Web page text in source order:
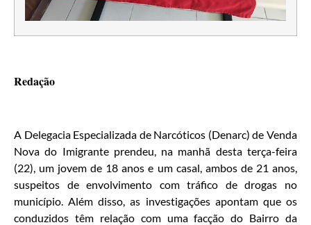
Redação
A Delegacia Especializada de Narcóticos (Denarc) de Venda
Nova do Imigrante prendeu, na manhã desta terça-feira
(22), um jovem de 18 anos e um casal, ambos de 21 anos,
suspeitos de envolvimento com tráfico de drogas no
município. Além disso, as investigações apontam que os
conduzidos têm relação com uma facção do Bairro da